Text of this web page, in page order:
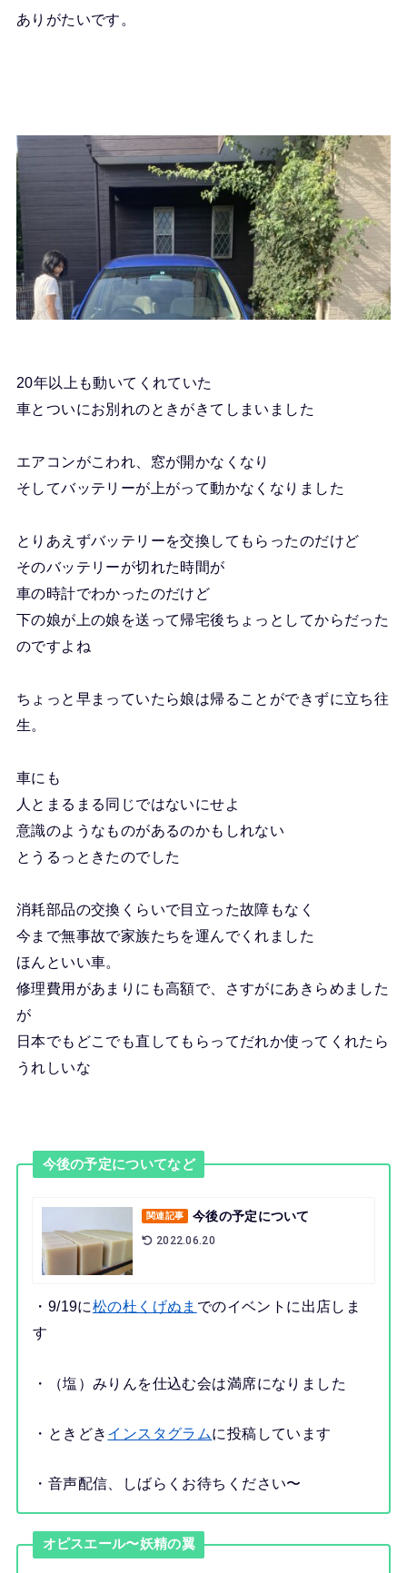
ありがたいです。
20年以上も動いてくれていた
車とついにお別れのときがきてしまいました
エアコンがこわれ、窓が開かなくなり
そしてバッテリーが上がって動かなくなりました
とりあえずバッテリーを交換してもらったのだけど
そのバッテリーが切れた時間が
車の時計でわかったのだけど
下の娘が上の娘を送って帰宅後ちょっとしてからだった
のですよね
ちょっと早まっていたら娘は帰ることができずに立ち往
生。
車にも
人とまるまる同じではないにせよ
意識のようなものがあるのかもしれない
とうるっときたのでした
消耗部品の交換くらいで目立った故障もなく
今まで無事故で家族たちを運んでくれました
ほんといい車。
修理費用があまりにも高額で、さすがにあきらめました
が
日本でもどこでも直してもらってだれか使ってくれたら
うれしいな
今後の予定についてなど
関連記事 今後の予定について
2022.06.20
・9/19に松の杜くげぬま でのイベントに出店しま
す
・（塩）みりんを仕込む会は満席になりました
・ときどき インスタグラムに投稿しています
・音声配信、しばらくお待ちください〜
オピスエール〜妖精の翼